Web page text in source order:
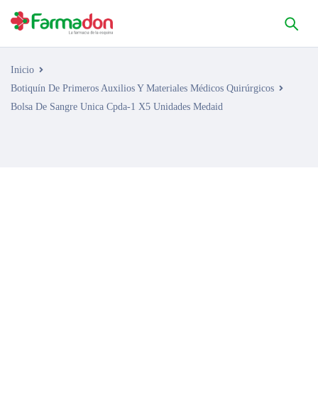
Inicio
Botiquín De Primeros Auxilios Y Materiales Médicos Quirúrgicos
Bolsa De Sangre Unica Cpda-1 X5 Unidades Medaid